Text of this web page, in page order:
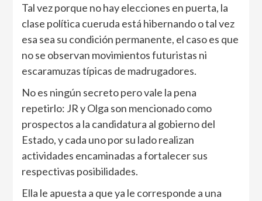
Tal vez porque no hay elecciones en puerta, la
clase política cueruda está hibernando o tal vez
esa sea su condición permanente, el caso es que
no se observan movimientos futuristas ni
escaramuzas típicas de madrugadores.
No es ningún secreto pero vale la pena
repetirlo: JR y Olga son mencionado como
prospectos a la candidatura al gobierno del
Estado, y cada uno por su lado realizan
actividades encaminadas a fortalecer sus
respectivas posibilidades.
Ella le apuesta a que ya le corresponde a una